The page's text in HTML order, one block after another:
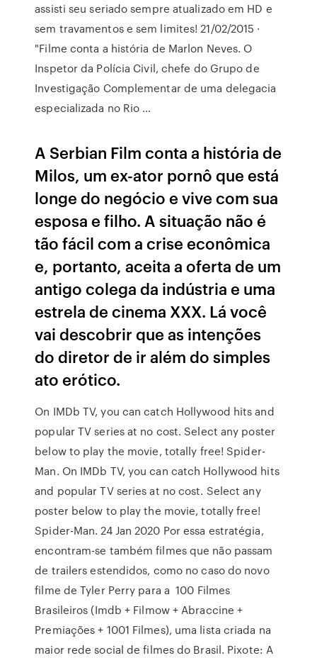
assisti seu seriado sempre atualizado em HD e
sem travamentos e sem limites! 21/02/2015 ·
"Filme conta a história de Marlon Neves. O
Inspetor da Polícia Civil, chefe do Grupo de
Investigação Complementar de uma delegacia
especializada no Rio …
A Serbian Film conta a história de
Milos, um ex-ator pornô que está
longe do negócio e vive com sua
esposa e filho. A situação não é
tão fácil com a crise econômica
e, portanto, aceita a oferta de um
antigo colega da indústria e uma
estrela de cinema XXX. Lá você
vai descobrir que as intenções
do diretor de ir além do simples
ato erótico.
On IMDb TV, you can catch Hollywood hits and
popular TV series at no cost. Select any poster
below to play the movie, totally free! Spider-
Man. On IMDb TV, you can catch Hollywood hits
and popular TV series at no cost. Select any
poster below to play the movie, totally free!
Spider-Man. 24 Jan 2020 Por essa estratégia,
encontram-se também filmes que não passam
de trailers estendidos, como no caso do novo
filme de Tyler Perry para a 100 Filmes
Brasileiros (Imdb + Filmow + Abraccine +
Premiações + 1001 Filmes), uma lista criada na
maior rede social de filmes do Brasil. Pixote: A